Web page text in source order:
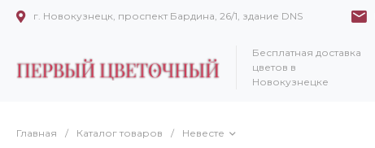
г. Новокузнецк, проспект Бардина, 26/1, здание DNS
Бесплатная доставка
цветов в
Новокузнецке
Главная / Каталог товаров / Невесте